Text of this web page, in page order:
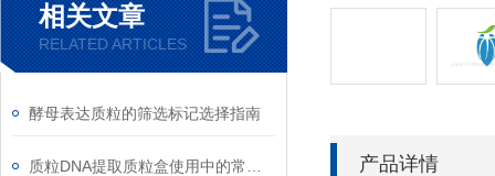
相关文章
RELATED ARTICLES
酵母表达质粒的筛选标记选择指南
产品详情